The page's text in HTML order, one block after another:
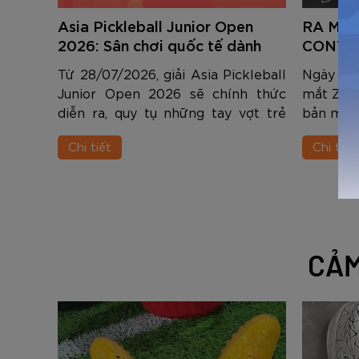
Asia Pickleball Junior Open
2026: Sân chơi quốc tế dành
cho thế hệ tài năng trẻ Châu Á
Từ 28/07/2026, giải Asia Pickleball
Junior Open 2026 sẽ chính thức
diễn ra, quy tụ những tay vợt trẻ
xuất sắc đến từ nhiều quốc gia và
vùng lãnh thổ trong khu vực.
Chi tiết
RA
ƯU
Ngày
mắt
bản
người
soát.
Chi tiết